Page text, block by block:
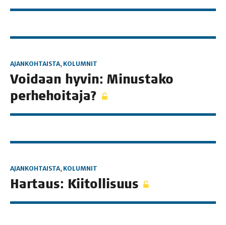
AJANKOHTAISTA, KOLUMNIT
Voi­daan hyvin: Minus­ta­ko
perhehoitaja?
AJANKOHTAISTA, KOLUMNIT
Har­taus: Kiitollisuus